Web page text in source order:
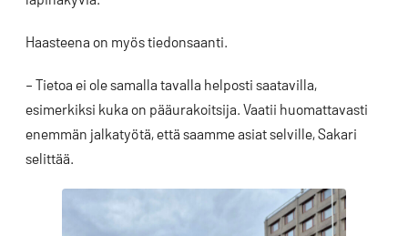
Haasteena on myös tiedonsaanti.
– Tietoa ei ole samalla tavalla helposti saatavilla,
esimerkiksi kuka on pääurakoitsija. Vaatii huomattavasti
enemmän jalkatyötä, että saamme asiat selville, Sakari
selittää.